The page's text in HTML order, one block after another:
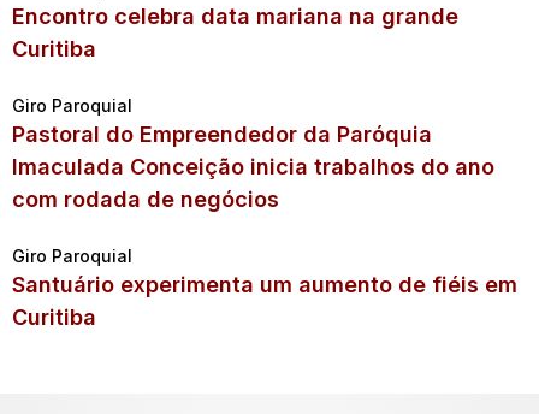
Encontro celebra data mariana na grande
Curitiba
Giro Paroquial
Pastoral do Empreendedor da Paróquia
Imaculada Conceição inicia trabalhos do ano
com rodada de negócios
Giro Paroquial
Santuário experimenta um aumento de fiéis em
Curitiba